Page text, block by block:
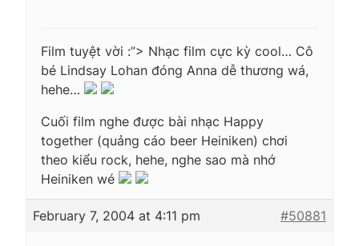
Film tuyệt vời :”> Nhạc film cực kỳ cool… Cô
bé Lindsay Lohan đóng Anna dễ thương wá,
hehe…
Cuối film nghe được bài nhạc Happy
together (quảng cáo beer Heiniken) chơi
theo kiểu rock, hehe, nghe sao mà nhớ
Heiniken wé
February 7, 2004 at 4:11 pm #50881